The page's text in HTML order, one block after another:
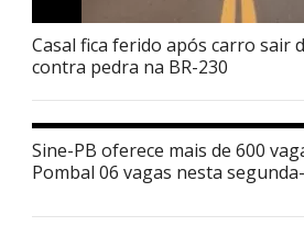
Casal fica ferido após carro sair
contra pedra na BR-230
Sine-PB oferece mais de 600
Pombal 06 vagas nesta